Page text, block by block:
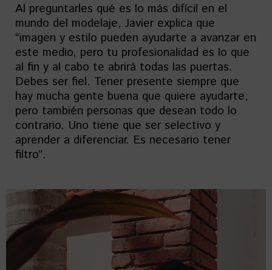
Al preguntarles qué es lo más difícil en el
mundo del modelaje, Javier explica que
“imagen y estilo pueden ayudarte a avanzar en
este medio, pero tu profesionalidad es lo que
al fin y al cabo te abrirá todas las puertas.
Debes ser fiel. Tener presente siempre que
hay mucha gente buena que quiere ayudarte,
pero también personas que desean todo lo
contrario. Uno tiene que ser selectivo y
aprender a diferenciar. Es necesario tener
filtro”.